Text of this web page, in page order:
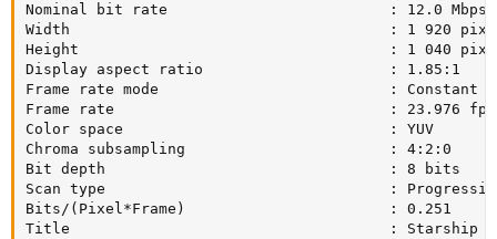
Nominal bit rate                         : 12.0 Mbps
Width                                    : 1 920
Height                                   : 1 040
Display aspect ratio                     : 1.85:1
Frame rate mode                          : Constant
Frame rate                               : 23.976 fps
Color space                              : YUV
Chroma subsampling                       : 4:2:0
Bit depth                                : 8 bits
Scan type                                :
Bits/(Pixel*Frame)                       : 0.251
Title                                    : Starship